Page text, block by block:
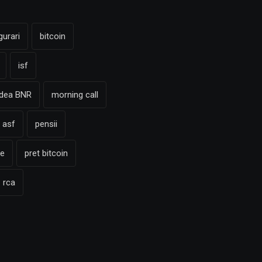
bitcoin
isf
BNR morning call
asf pensii
pret bitcoin
rca